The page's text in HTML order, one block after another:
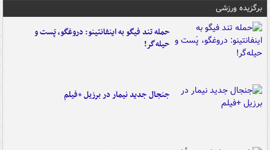
برگزیده ورزشی
حمله تند فیگو به اینفانتینو: دروغگو، پَست‌ و
حیله‌گر!
جنجال جدید نیمار در برزیل +فیلم